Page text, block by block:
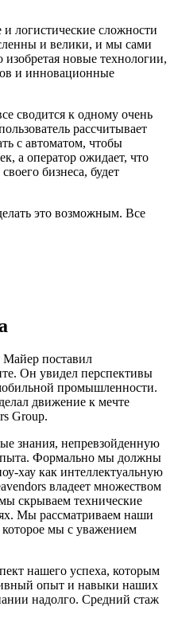
логистические сложности
и велики, и мы сами
новые технологии,
и инновационные
сводится к одному очень
рассчитывает
с автоматом, чтобы
а оператор ожидает, что
бизнеса, будет
это возможным. Все
Майер поставил
Он увидел перспективы
промышленности.
движение к мечте
Group.
знания, непревзойденную
Формально мы должны
хау как интеллектуальную
владеет множеством
скрываем технические
Мы рассматриваем наши
которое мы с уважением
нашего успеха, которым
опыт и навыки наших
надолго. Средний стаж